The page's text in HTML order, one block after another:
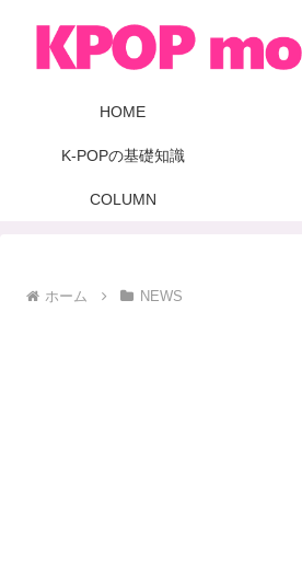
HOME
K-POPの基礎知識
COLUMN
ホーム NEWS